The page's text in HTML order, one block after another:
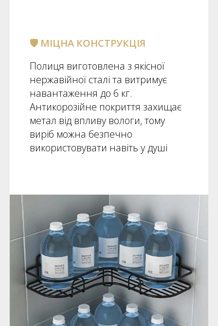
🛡️ МІЦНА КОНСТРУКЦІЯ
Полиця виготовлена з якісної
нержавійної сталі та витримує
навантаження до 6 кг.
Антикорозійне покриття захищає
метал від впливу вологи, тому
виріб можна безпечно
використовувати навіть у душі